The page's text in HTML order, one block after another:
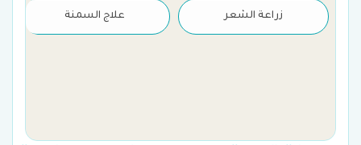
زراعة الشعر علاج السمنة